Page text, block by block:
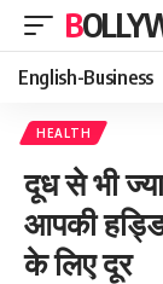
English-Business
HEALTH
दूध से भी
आपकी
के लिए दूर